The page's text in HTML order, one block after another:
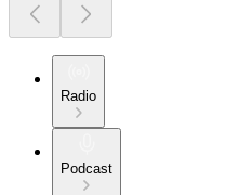
Radio
Podcast